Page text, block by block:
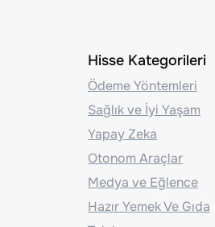
Hisse Kategorileri
Ödeme Yöntemleri
Sağlık ve İyi Yaşam
Yapay Zeka
Otonom Araçlar
Medya ve Eğlence
Hazır Yemek Ve Gıda